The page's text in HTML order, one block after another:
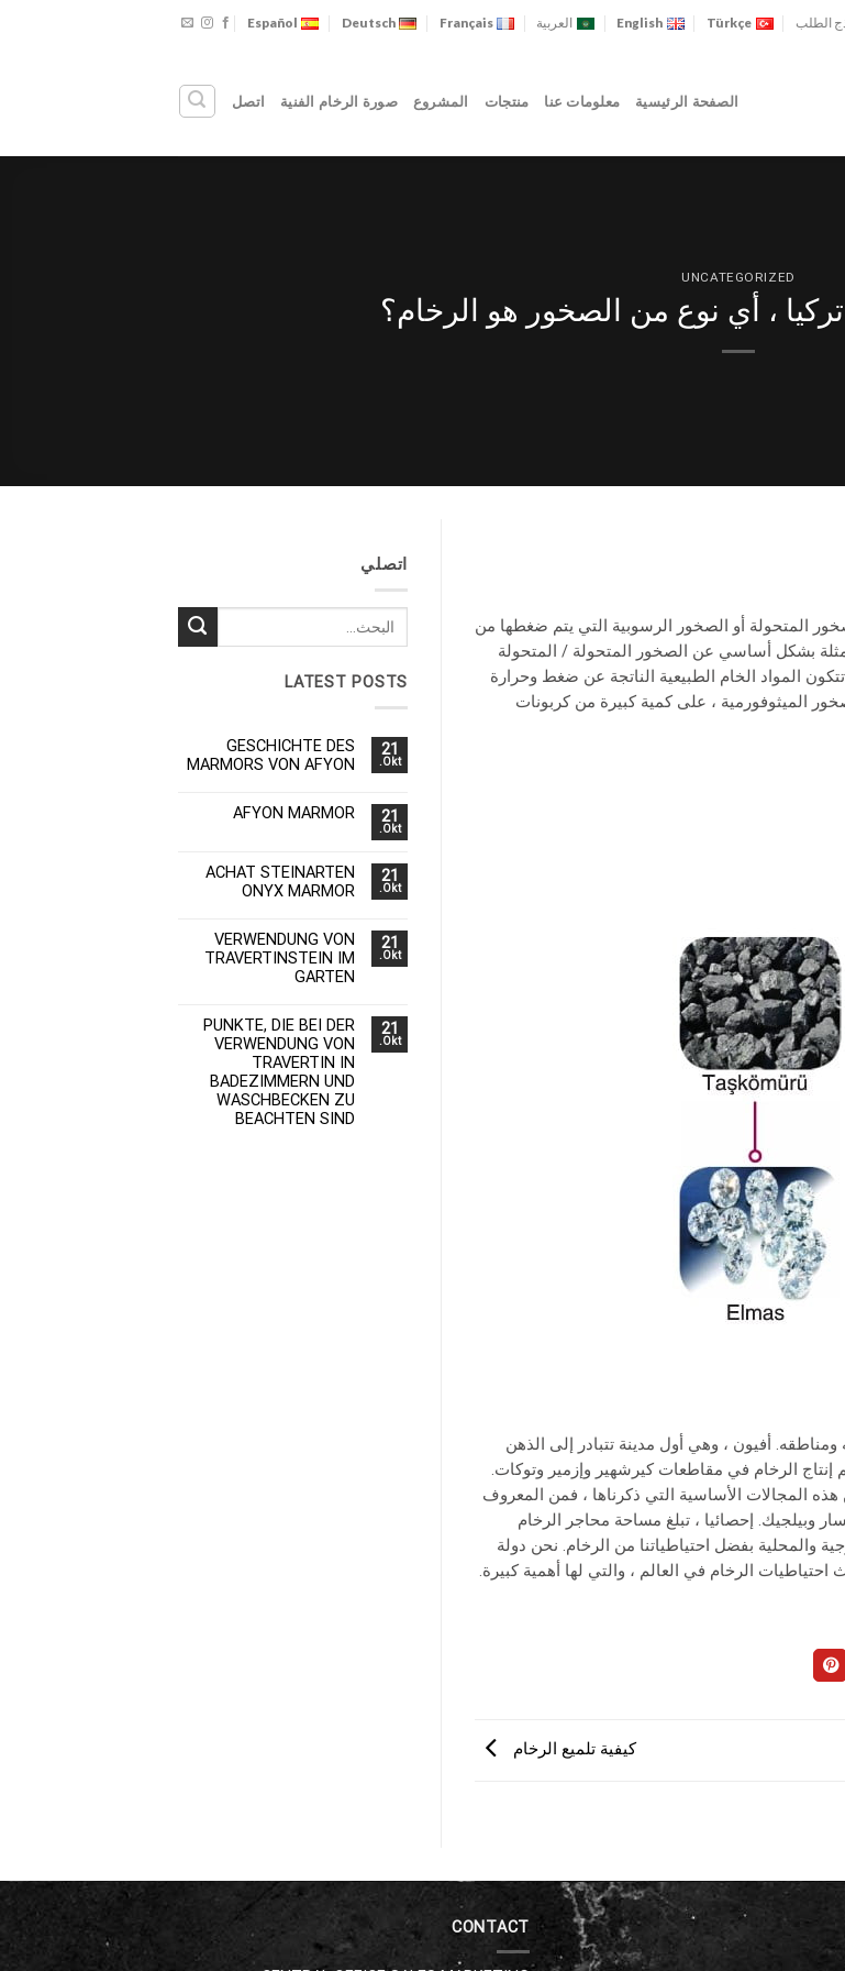
الطلب Türkçe
English العربية Français
Deutsch
Español
الصفحة الرئيسية معلومات عنا منتجات المشروع صورة الرخام الفنية اتصل
UNCATEGORIZED
، أي نوع من الصخور هو الرخام؟
المتحولة أو الصخور الرسوبية التي يتم ضغطها من
بشكل أساسي عن الصخور المتحولة / المتحولة
المواد الخام الطبيعية الناتجة عن ضغط وحرارة
الميثوفورمية ، على كمية كبيرة من كربونات
أفيون ، وهي أول مدينة تتبادر إلى الذهن
إنتاج الرخام في مقاطعات كيرشهير وإزمير وتوكات.
المجالات الأساسية التي ذكرناها ، فمن المعروف
وبيلجيك. إحصائيا ، تبلغ مساحة محاجر الرخام
والمحلية بفضل احتياطياتنا من الرخام. نحن دولة
الرخام في العالم ، والتي لها أهمية كبيرة.
كيفية تلميع الرخام
اتصلي
LATEST POSTS
21
Okt.
GESCHICHTE DES
MARMORS VON AFYON
21
Okt.
AFYON MARMOR
21
Okt.
ACHAT STEINARTEN
ONYX MARMOR
21
Okt.
VERWENDUNG VON
TRAVERTINSTEIN IM
GARTEN
21
Okt.
PUNKTE, DIE BEI DER
VERWENDUNG VON
TRAVERTIN IN
BADEZIMMERN UND
WASCHBECKEN ZU
BEACHTEN SIND
CONTACT